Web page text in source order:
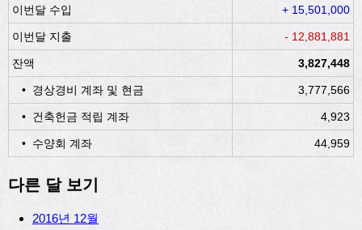
이번달 수입 + 15,501,000
이번달 지출 - 12,881,881
잔액 3,827,448
• 경상경비 계좌 및 현금 3,777,566
• 건축헌금 적립 계좌 4,923
• 수양회 계좌 44,959
다른 달 보기
2016년 12월